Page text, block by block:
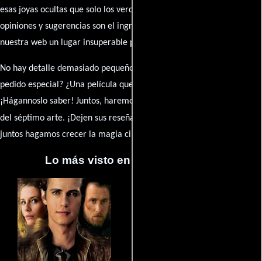
esas joyas ocultas que solo los verdaderos fanáticos conocen. Sus
opiniones y sugerencias son el ingrediente secreto que hará de
nuestra web un lugar insuperable para los amantes del celuloide.
No hay detalle demasiado pequeño ni opinión insignificante. ¿Algún
pedido especial? ¿Una película que sueñas con ver reseñada?
¡Hágannoslo saber! Juntos, haremos de esta comunidad el epicentro
del séptimo arte. ¡Dejen sus reseña en la
juntos hagamos crecer la magia cinematográfica!
Lo más visto en Cineyseries.net